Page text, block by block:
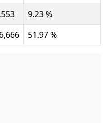
9.23 %
51.97 %